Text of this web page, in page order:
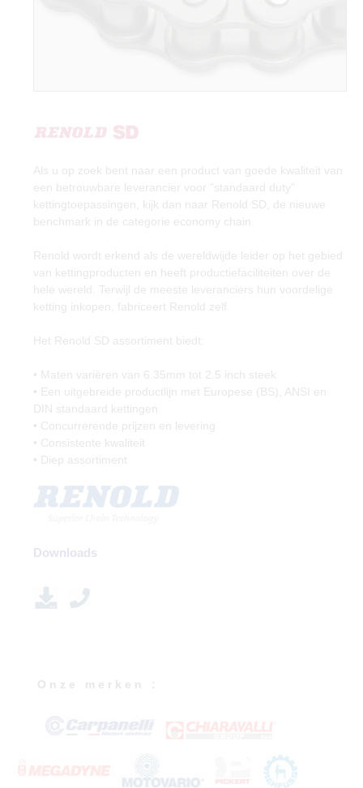
Als u op zoek bent naar een product van goede kwaliteit van
een betrouwbare leverancier voor "standaard duty"
kettingtoepassingen, kijk dan naar Renold SD, de nieuwe
benchmark in de categorie economy chain.
Renold wordt erkend als de wereldwijde leider op het gebied
van kettingproducten en heeft productiefaciliteiten over de
hele wereld. Terwijl de meeste leveranciers hun voordelige
ketting inkopen, fabriceert Renold zelf.
Het Renold SD assortiment biedt:
• Maten variëren van 6.35mm tot 2.5 inch steek
• Een uitgebreide productlijn met Europese (BS), ANSI en
DIN standaard kettingen
• Concurrerende prijzen en levering
• Consistente kwaliteit
• Diep assortiment
Downloads
O n z e m e r k e n :